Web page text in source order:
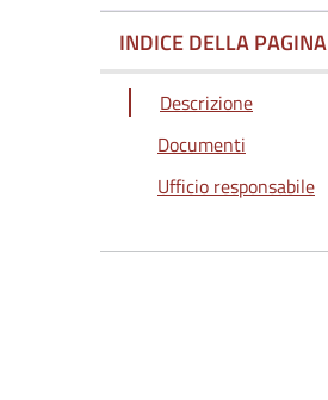
INDICE DELLA PAGINA
Descrizione
Documenti
Ufficio responsabile